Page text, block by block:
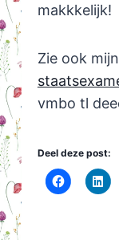
makkkelijk!
Zie ook
vmbo tl
Deel deze post: